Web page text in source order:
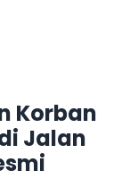
Korban
Jalan